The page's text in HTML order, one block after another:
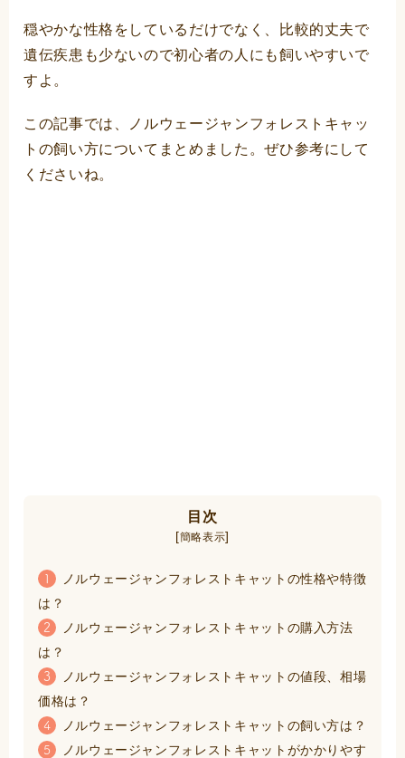
穏やかな性格をしているだけでなく、比較的丈夫で
遺伝疾患も少ないので初心者の人にも飼いやすいで
すよ。
この記事では、ノルウェージャンフォレストキャッ
トの飼い方についてまとめました。ぜひ参考にして
くださいね。
目次
[簡略表示]
1
ノルウェージャンフォレストキャットの性格や特徴
は？
2
ノルウェージャンフォレストキャットの購入方法
は？
3
ノルウェージャンフォレストキャットの値段、相場
価格は？
4 ノルウェージャンフォレストキャットの飼い方は？
5
ノルウェージャンフォレストキャットがかかりやす